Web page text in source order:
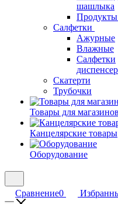
шашлыка
Салфетки
Ажурные
Влажные
Салфетки
Скатерти
Трубочки
Товары для магазинов
Канцелярские товары
Оборудование
Сравнение0